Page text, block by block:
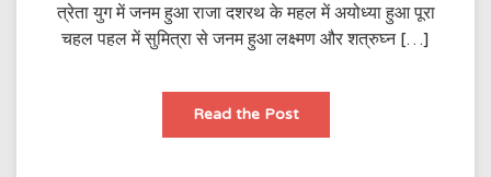
त्रेता युग में जनम हुआ राजा दशरथ के महल में अयोध्या हुआ पूरा
चहल पहल में सुमित्रा से जनम हुआ लक्ष्मण और शत्रुघ्न […]
Read the Postश्री